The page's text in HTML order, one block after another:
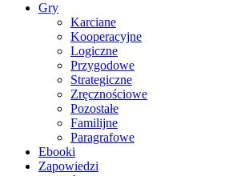
Gry
Karciane
Kooperacyjne
Logiczne
Przygodowe
Strategiczne
Zręcznościowe
Pozostałe
Familijne
Paragrafowe
Ebooki
Zapowiedzi